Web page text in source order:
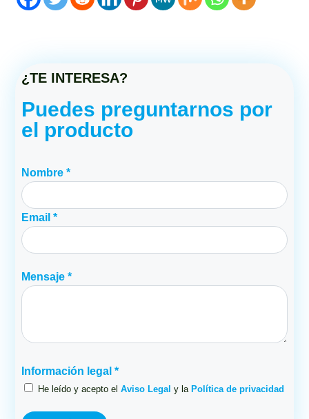
¿TE INTERESA?
Puedes preguntarnos por
el producto
Nombre *
Email *
Mensaje *
Información legal *
He leído y acepto elAviso Legal y laPolítica de privacidad